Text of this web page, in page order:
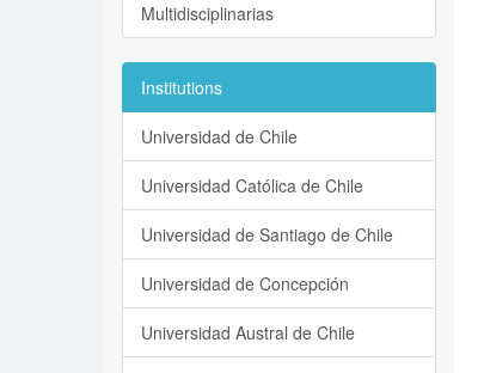
Multidisciplinarias
Institutions
Universidad de Chile
Universidad Católica de Chile
Universidad de Santiago de Chile
Universidad de Concepción
Universidad Austral de Chile